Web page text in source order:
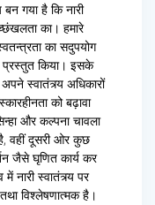
गया है कि नारी
का। हमारे
का सदुपयोग
प्रस्तुत किया। इसके
स्वातंत्र्य अधिकारों
को बढ़ावा
और कल्पना चावला
वहीं दूसरी ओर कुछ
जैसे घृणित कार्य कर
नारी स्वातंत्र्य पर
विश्लेषणात्मक है।